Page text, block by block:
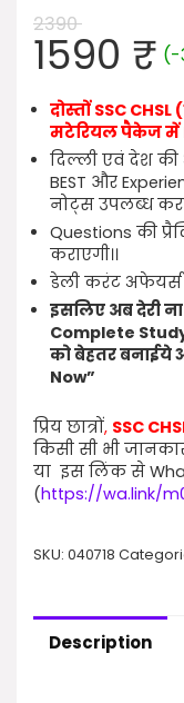
2390
price
was:
2390 ₹.
1590 ₹ (-
दोस्तों SSC
मटेरियल पैकेज में
दिल्ली एवं देश की
BEST और
नोट्स उपलब्ध
Questions की
कराएगी।।
डेली करंट अफेयर्स
इसलिए अब देरी
Complete
को बेहतर बनाईये
Now”
प्रिय छात्रों, SSC
किसी सी भी
या इस लिंक से
(https://wa.link/
SKU: 040718
Description